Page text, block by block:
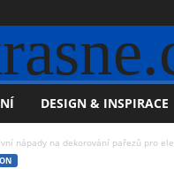
DESIGN & INSPIRACE
nápady na dekorování pařezů pro